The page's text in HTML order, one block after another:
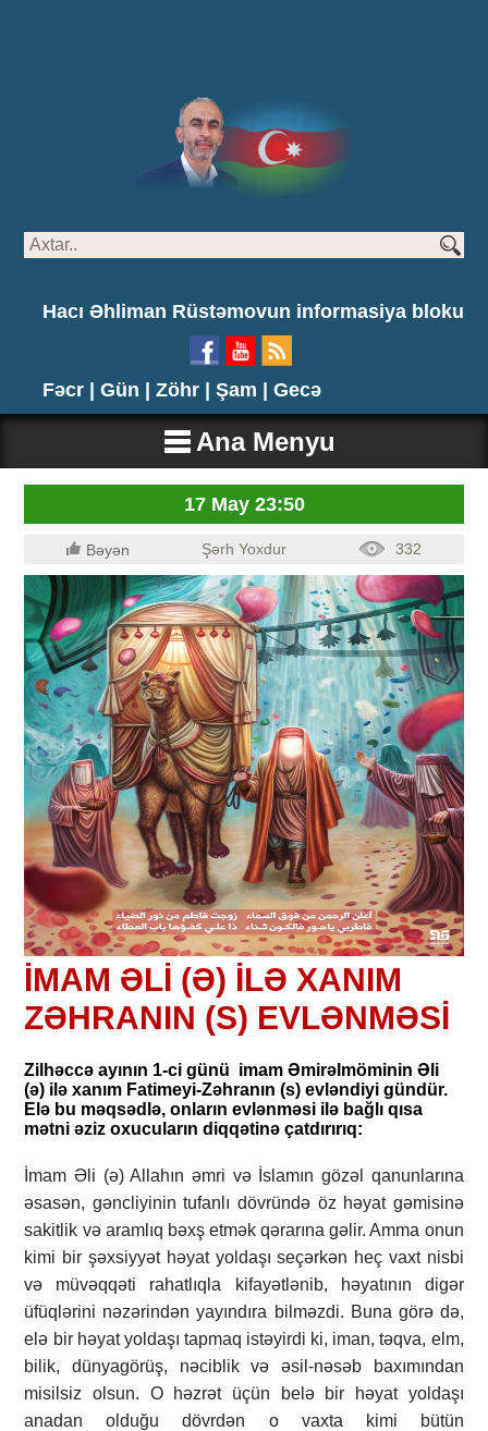
Hacı Əhliman Rüstəmovun informasiya bloku
Fəcr | Gün | Zöhr | Şam | Gecə
Ana Menyu
17 May 23:50
Bəyən Şərh Yoxdur 332
İMAM ƏLİ (Ə) İLƏ XANIM
ZƏHRANIN (S) EVLƏNMƏSİ
Zilhəccə ayının 1-ci günü imam Əmirəlmöminin Əli
(ə) ilə xanım Fatimeyi-Zəhranın (s) evləndiyi gündür.
Elə bu məqsədlə, onların evlənməsi ilə bağlı qısa
mətni əziz oxucuların diqqətinə çatdırırıq:
İmam Əli (ə) Allahın əmri və İslamın gözəl qanunlarına
əsasən, gəncliyinin tufanlı dövründə öz həyat gəmisinə
sakitlik və aramlıq bəxş etmək qərarına gəlir. Amma onun
kimi bir şəxsiyyət həyat yoldaşı seçərkən heç vaxt nisbi
və müvəqqəti rahatlıqla kifayətlənib, həyatının digər
üfüqlərini nəzərindən yayındıra bilməzdi. Buna görə də,
elə bir həyat yoldaşı tapmaq istəyirdi ki, iman, təqva, elm,
bilik, dünyagörüş, nəciblik və əsil-nəsəb baxımından
misilsiz olsun. O həzrət üçün belə bir həyat yoldaşı
anadan olduğu dövrdən o vaxta kimi bütün